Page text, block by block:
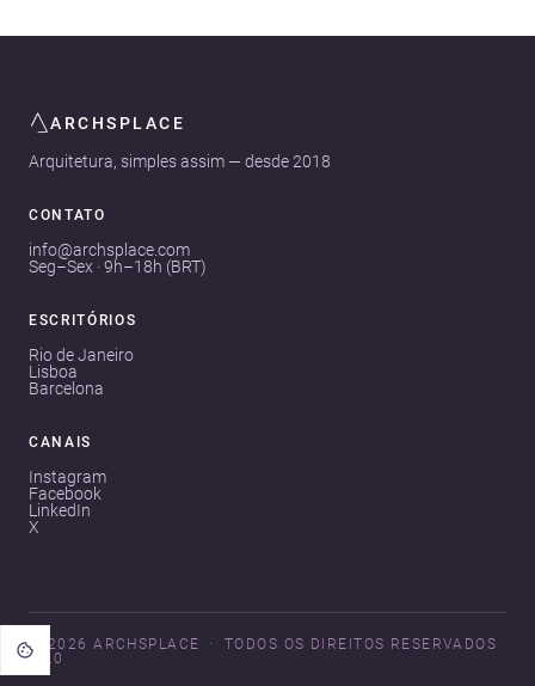
ARCHSPLACE
Arquitetura, simples assim — desde 2018
CONTATO
info@archsplace.com
Seg–Sex · 9h–18h (BRT)
ESCRITÓRIOS
Rio de Janeiro
Lisboa
Barcelona
CANAIS
Instagram
Facebook
LinkedIn
X
© 2026 ARCHSPLACE
TODOS OS DIREITOS RESERVADOS
V3.0